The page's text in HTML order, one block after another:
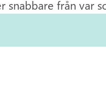
snabbare från var